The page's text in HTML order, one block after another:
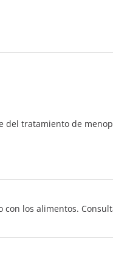
del tratamiento de
los alimentos.